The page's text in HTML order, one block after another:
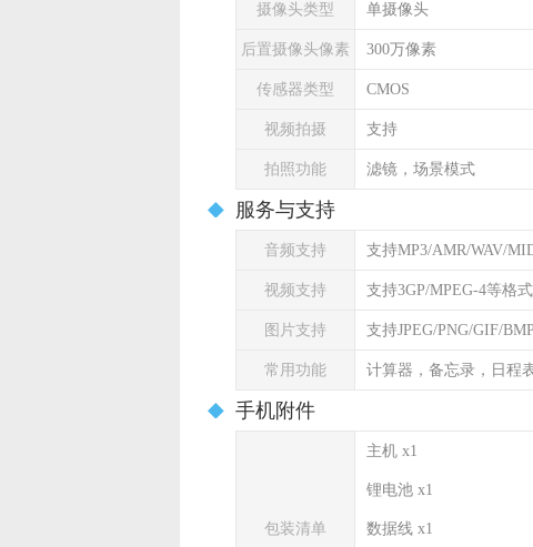
摄像头类型 单摄像头
后置摄像头像素 300万像素
传感器类型 CMOS
视频拍摄 支持
拍照功能 滤镜，场景模式
服务与支持
音频支持 支持MP3/AMR/WAV/
视频支持 支持3GP/MPEG-4等格式
图片支持 支持JPEG/PNG/GIF/
常用功能 计算器，备忘录，日程
手机附件
包装清单
主机 x1
锂电池 x1
数据线 x1